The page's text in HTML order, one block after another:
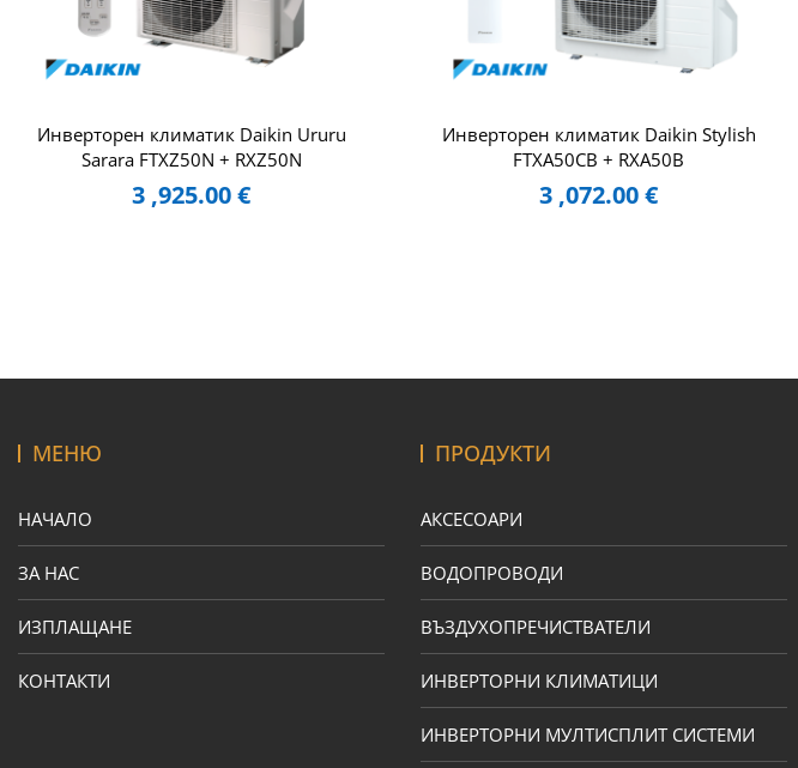
Инверторен климатик Daikin Ururu
Sarara FTXZ50N + RXZ50N
3 ,925.00€
Инверторен климатик Daikin Stylish
FTXA50CB + RXA50B
3 ,072.00€
МЕНЮ
НАЧАЛО
ЗА НАС
ИЗПЛАЩАНЕ
КОНТАКТИ
ПРОДУКТИ
АКСЕСОАРИ
ВОДОПРОВОДИ
ВЪЗДУХОПРЕЧИСТВАТЕЛИ
ИНВЕРТОРНИ КЛИМАТИЦИ
ИНВЕРТОРНИ МУЛТИСПЛИТ СИСТЕМИ